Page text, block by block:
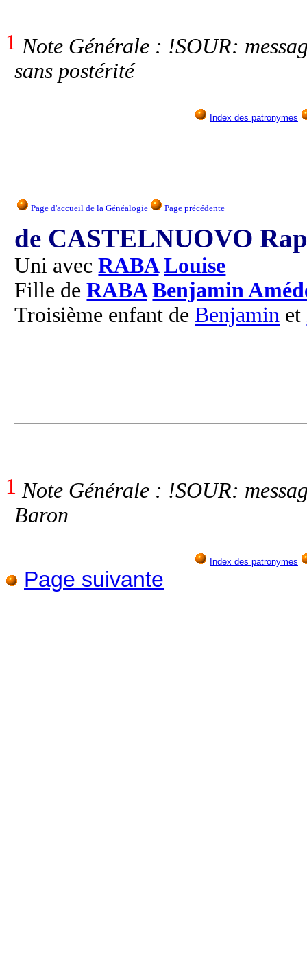
1 Note Générale : !SOUR:
sans postérité
Index des patronymes
Page d'accueil de la Généalogie Page précédente
de CASTELNUOVO
Uni avecRABA Louise
Fille deRABA Benjamin
Troisième enfant de Benjamin et
1 Note Générale : !SOUR:
Baron
Index des patronymes
Page suivante